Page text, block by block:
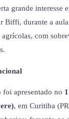
grande interesse
Biffi, durante a
com
foi apresentado no
, em Curitiba